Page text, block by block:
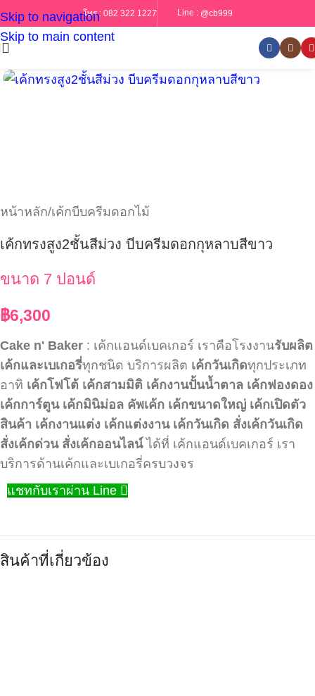
Skip to navigation
Skip to main content
โทร : 082 322 1227 Line : @cb999
หน้าหลัก/เค้กบีบครีมดอกไม้
เค้กทรงสูง2ชั้นสีม่วง บีบครีมดอกกุหลาบสีขาว
ขนาด 7 ปอนด์
฿6,300
Cake n' Baker : เค้กแอนด์เบคเกอร์ เราคือโรงงานรับผลิต
เค้กและเบเกอรี่ทุกชนิด บริการผลิต เค้กวันเกิดทุกประเภท
อาทิ เค้กโฟโต้ เค้กสามมิติ เค้กงานปั้นน้ำตาล เค้กฟองดอง
เค้กการ์ตูน เค้กมินิม่อล คัพเค้ก เค้กขนาดใหญ่ เค้กเปิดตัว
สินค้า เค้กงานแต่ง เค้กแต่งงาน เค้กวันเกิด สั่งเค้กวันเกิด
สั่งเค้กด่วน สั่งเค้กออนไลน์ได้ที่ เค้กแอนด์เบคเกอร์ เรา
บริการด้านเค้กและเบเกอรี่ครบวงจร
แชทกับเราผ่าน Line
สินค้าที่เกี่ยวข้อง